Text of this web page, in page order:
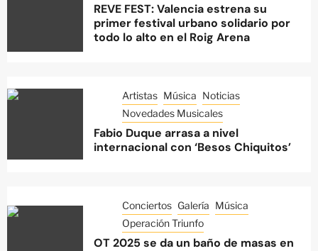
REVE FEST: Valencia estrena su
primer festival urbano solidario por
todo lo alto en el Roig Arena
Artistas Música Noticias
Novedades Musicales
Fabio Duque arrasa a nivel
internacional con ‘Besos Chiquitos’
Conciertos Galería Música
Operación Triunfo
OT 2025 se da un baño de masas en